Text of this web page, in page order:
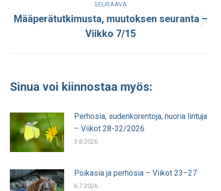
SEURAAVA
julkaisu:
Määperätutkimusta, muutoksen seuranta –
Viikko 7/15
Sinua voi kiinnostaa myös:
Perhosia, sudenkorentoja, nuoria lintuja
– Viikot 28-32/2026
3.8.2026
Poikasia ja perhosia – Viikot 23–27
6.7.2026